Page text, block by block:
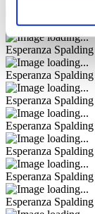
Esperanza Spalding
Esperanza Spalding
Esperanza Spalding
Esperanza Spalding
Esperanza Spalding
Esperanza Spalding
Esperanza Spalding
Esperanza Spalding